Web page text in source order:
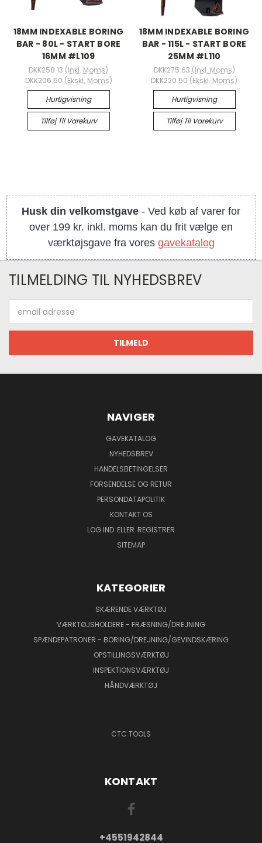
18MM INDEXABLE BORING
BAR - 80L - START BORE
16MM #L109
DKK258.13 (Inkl. Moms)
DKK206.50 (Ekskl. Moms)
Hurtigvisning
Tilføj Til Varekurv
18MM INDEXABLE BORING
BAR - 115L - START BORE
25MM #L110
DKK275.63 (Inkl. Moms)
DKK220.50 (Ekskl. Moms)
Hurtigvisning
Tilføj Til Varekurv
Husk din velkomstgave - Ved køb af varer for
over 199 kr. inkl. moms kan du frit vælge en
værktøjsgave fra vores gavekatalog
TILMELDING TIL NYHEDSBREV
adresse
NAVIGER
GAVEKATALOG
NYHEDSBREV
HANDELSBETINGELSER
FORSENDELSE OG RETUR
PERSONDATAPOLITIK
KONTAKT OS
LOG IND ELLER REGISTRER
SITEMAP
KATEGORIER
SKÆRENDE VÆRKTØJ
VÆRKTØJSHOLDERE - FRÆSNING/DREJNING
SPÆNDEPATRONER - BORING/DREJNING/GEVINDSKÆRING
OPSTILLINGSVÆRKTØJ
INSPEKTIONSVÆRKTØJ
HÅNDVÆRKTØJ
CTC TOOLS
KONTAKT
+4551942844